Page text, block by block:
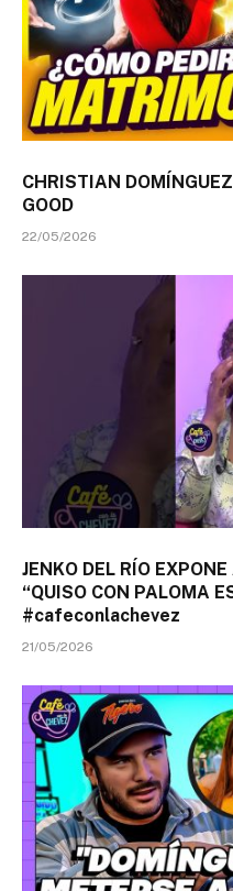
CHRISTIAN
GOOD
22/05/2026
JENKO DEL RÍO
“QUISO CON PALOMA
#cafeconlachevez
21/05/2026